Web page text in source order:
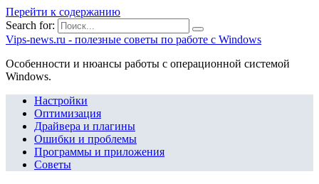
Перейти к содержанию
Search for:
Vips-news.ru - полезные советы по работе с Windows
Особенности и нюансы работы с операционной системой
Windows.
Настройки
Оптимизация
Драйвера и плагины
Ошибки и проблемы
Программы и приложения
Советы